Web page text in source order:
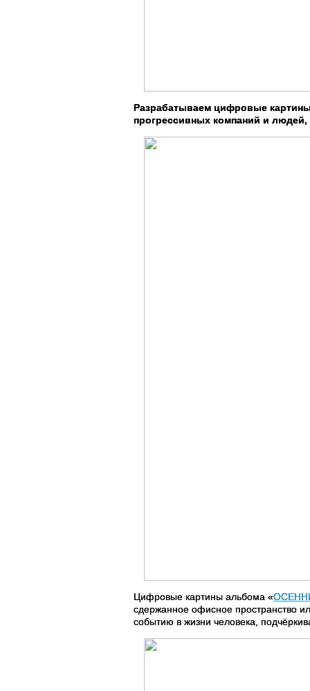
Разрабатываем цифровые
прогрессивных компаний и
Цифровые картины альбома «
сдержанное офисное пространство
событию в жизни человека,